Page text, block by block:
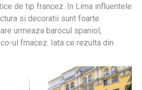
de tip francez. In Lima influentele
si decoratii sunt foarte
urmeaza barocul spaniol,
ul frnacez. Iata ce rezulta din